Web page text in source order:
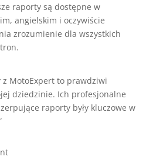
raporty są dostępne w
angielskim i oczywiście
zrozumienie dla wszystkich
z MotoExpert to prawdziwi
dziedzinie. Ich profesjonalne
raporty były kluczowe w